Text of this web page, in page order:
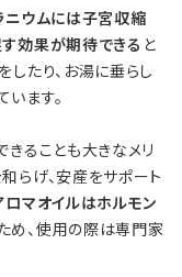
ニウムには子宮収縮
効果が期待できる と
したり、お湯に垂らし
ます。
きることも大きなメリ
らげ、安産をサポート
ロマオイルはホルモン
め、使用の際は専門家